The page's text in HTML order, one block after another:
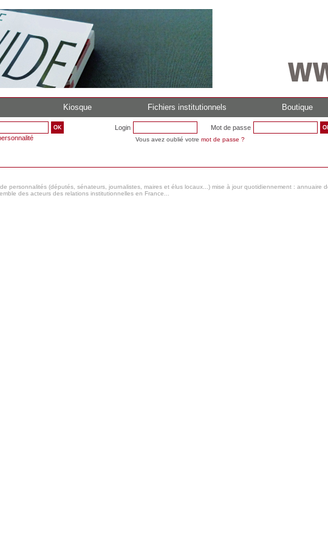
Kiosque Fichiers institutionnels Boutique
Login Mot de passe
Vous avez oublié votre mot de passe ?
personnalités (députés, sénateurs, journalistes, maires et élus locaux...) mise à jour quotidiennement :
des acteurs des relations institutionnelles en France...